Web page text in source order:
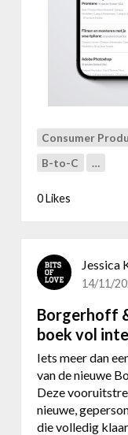
Consumer
B-to-C …
0 Likes
Jessica
14/11/
Borgerhoff
boek vol
Iets meer dan
van de nieuwe
Deze
nieuwe,
die volledig